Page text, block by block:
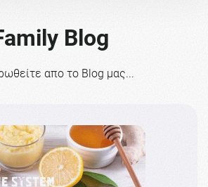
Blog
απο το Blog μας...